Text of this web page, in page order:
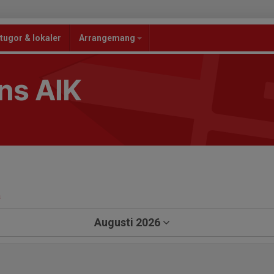
& lokaler Arrangemang
AIK
Augusti 2026